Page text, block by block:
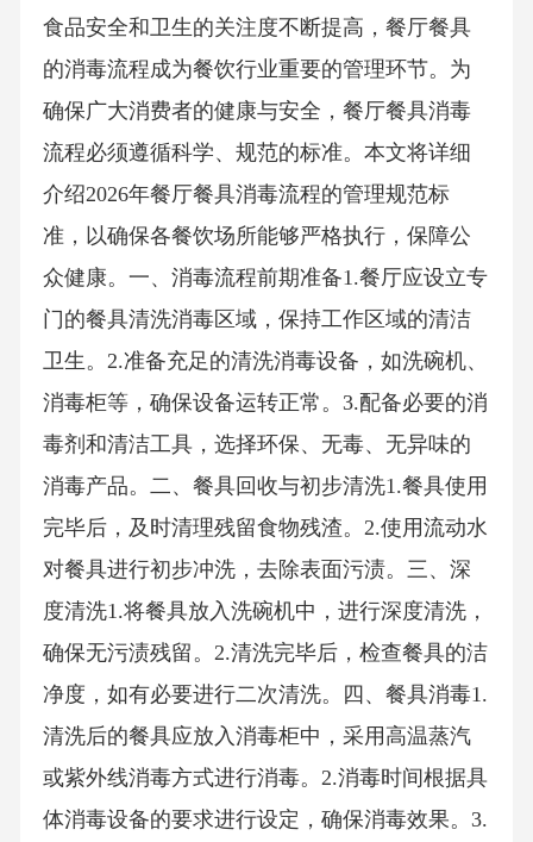
食品安全和卫生的关注度不断提高，餐厅餐具
的消毒流程成为餐饮行业重要的管理环节。为
确保广大消费者的健康与安全，餐厅餐具消毒
流程必须遵循科学、规范的标准。本文将详细
介绍2026年餐厅餐具消毒流程的管理规范标
准，以确保各餐饮场所能够严格执行，保障公
众健康。一、消毒流程前期准备1.餐厅应设立专
门的餐具清洗消毒区域，保持工作区域的清洁
卫生。2.准备充足的清洗消毒设备，如洗碗机、
消毒柜等，确保设备运转正常。3.配备必要的消
毒剂和清洁工具，选择环保、无毒、无异味的
消毒产品。二、餐具回收与初步清洗1.餐具使用
完毕后，及时清理残留食物残渣。2.使用流动水
对餐具进行初步冲洗，去除表面污渍。三、深
度清洗1.将餐具放入洗碗机中，进行深度清洗，
确保无污渍残留。2.清洗完毕后，检查餐具的洁
净度，如有必要进行二次清洗。四、餐具消毒1.
清洗后的餐具应放入消毒柜中，采用高温蒸汽
或紫外线消毒方式进行消毒。2.消毒时间根据具
体消毒设备的要求进行设定，确保消毒效果。3.